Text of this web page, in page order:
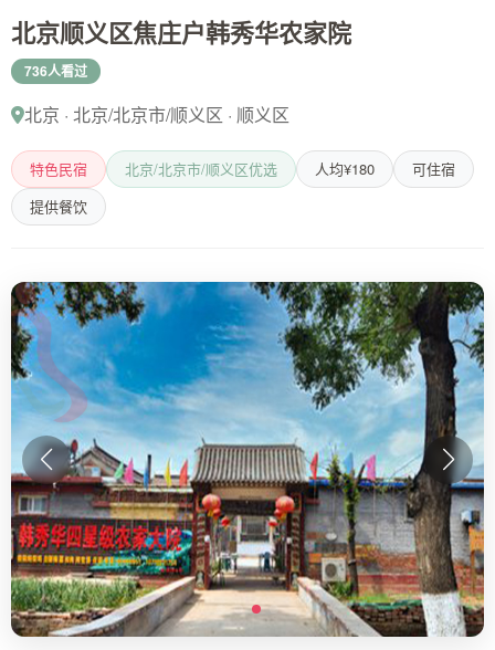
北京顺义区焦庄户韩秀华农家院
736人看过
北京 · 北京/北京市/顺义区 · 顺义区
特色民宿 北京/北京市/顺义区优选 人均¥180
可住宿
提供餐饮